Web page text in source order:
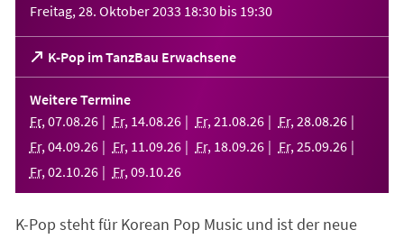
Freitag, 28. Oktober 2033 18:30 bis 19:30
K-Pop im TanzBau Erwachsene
(Öffnet
in
einem
neuen
Tab)
Weitere Termine
Fr, 07.08.26 Fr, 14.08.26 Fr, 21 .08.26 Fr, 28.08.26
Fr, 04.09.26 Fr, 11 .09.26 Fr, 18.09.26 Fr, 25.09.26
Fr, 02.10.26 Fr, 09.10.26
K-Pop steht für Korean Pop Music und ist der neue